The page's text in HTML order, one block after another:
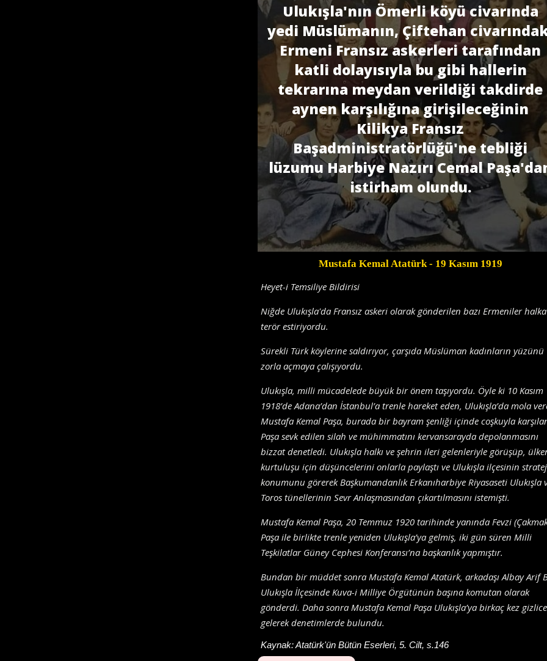
Ulukışla'nın Ömerli köyü civarında
yedi Müslümanın, Çiftehan
Er­meni Fransız askerleri tarafından
katli dolayısıyla bu gibi hallerin
tekrarına meydan verildiği takdirde
aynen karşılığına girişileceğinin
Kilikya Fransız
Başadministratörlüğü'ne tebliği
lüzumu Harbiye Nazırı Cemal
istirham olundu.
Mustafa Kemal Atatürk- 19 Kasım 1919
Heyet-i Temsiliye Bildirisi
Niğde Ulukışla'da Fransız askeri olarak gönderilen bazı Ermeniler halka
terör estiriyordu.
Sürekli Türk köylerine saldırıyor, çarşıda Müslüman kadınların yüzünü
zorla açmaya çalışıyordu.
Ulukışla, milli mücadelede büyük bir önem taşıyordu. Öyle ki 10 Kasım
1918’de Adana’dan İstanbul’a trenle hareket eden, Ulukışla’da mola
Mustafa Kemal Paşa, burada bir bayram şenliği içinde coşkuyla
Paşa sevk edilen silah ve mühimmatını kervansarayda depolanmasını
bizzat denetledi. Ulukışla halkı ve şehrin ileri gelenleriyle görüşüp,
kurtuluşu için düşüncelerini onlarla paylaştı ve Ulukışla ilçesinin
konumunu görerek Başkumandanlık Erkanıharbiye Riyasaseti Ulukışla
Toros tünellerinin Sevr Anlaşmasından çıkartılmasını istemişti.
Mustafa Kemal Paşa, 20 Temmuz 1920 tarihinde yanında Fevzi
Paşa ile birlikte trenle yeniden Ulukışla’ya gelmiş, iki gün süren Milli
Teşkilatlar Güney Cephesi Konferansı’na başkanlık yapmıştır.
Bundan bir müddet sonra Mustafa Kemal Atatürk, arkadaşı Albay Arif
Ulukışla İlçesinde Kuva-i Milliye Örgütünün başına komutan olarak
gönderdi. Daha sonra Mustafa Kemal Paşa Ulukışla’ya birkaç kez gizlice
gelerek denetimlerde bulundu.
Kaynak:Atatürk'ün Bütün Eserleri, 5. Cilt, s.146